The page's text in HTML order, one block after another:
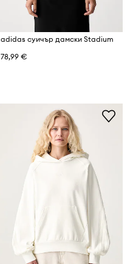
adidas суичър дамски Stadium
78,99 €